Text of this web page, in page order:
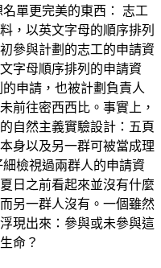
單更完美的東西： 志工
，以英文字母的順序排列
參與計劃的志工的申請資
字母順序排列的申請資
申請，也被計劃負責人
前往密西西比。事實上，
自然主義實驗設計：五頁
身以及另一群可被當成理
檢視過兩群人的申請資
日之前看起來並沒有什麼
另一群人沒有。一個雖然
現出來：參與或未參與這
命？